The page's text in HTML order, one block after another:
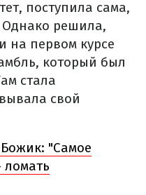
поступила сама,
решила,
на первом курсе
который был
стала
свой
"Самое
ломать